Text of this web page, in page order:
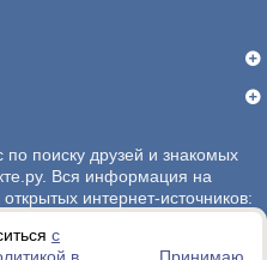
с
поиску друзей и знакомых
Вся информация на
интернет-источников:
не несет.